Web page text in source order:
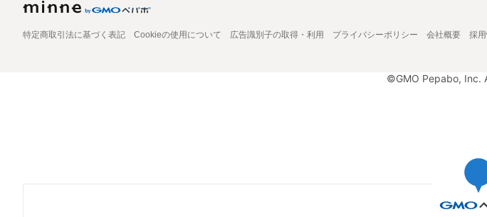
特定商取引法に基づく表記 Cookieの使用について 広告識別子の取得・利用 プライバシーポリシー 会社概要 採
©GMO Pepabo, Inc.